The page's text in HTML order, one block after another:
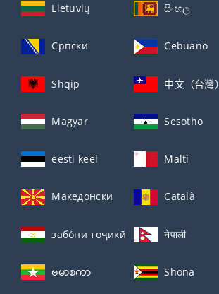
Lietuvių සිංහල
Српски Cebuano
Shqip 中文（台灣）
Magyar Sesotho
eesti keel Malti
Македонски Català
забо́ни тоҷикӣ́ नेपाली
ဗမာစကာ Shona